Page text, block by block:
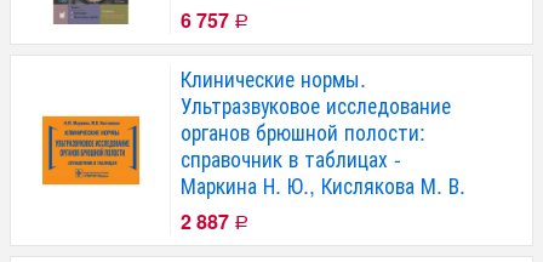
6 757 Р
Клинические нормы.
Ультразвуковое исследование
органов брюшной полости:
справочник в таблицах -
Маркина Н. Ю., Кислякова М. В.
2 887 Р